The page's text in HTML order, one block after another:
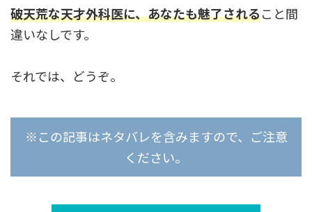
破天荒な天才外科医に、あなたも魅了されること間
違いなしです。
それでは、どうぞ。
※この記事はネタバレを含みますので、ご注意
ください。